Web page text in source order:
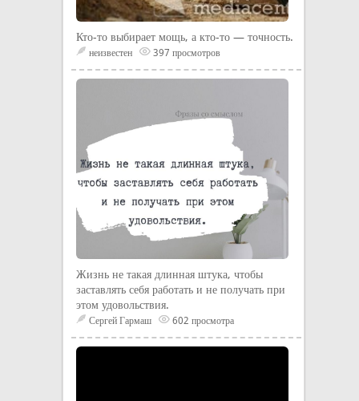
Кто-то выбирает мощь, а кто-то — точность.
неизвестен 397 просмотров
Жизнь не такая длинная штука, чтобы
заставлять себя работать и не получать при
этом удовольствия.
Сергей Гармаш 602 просмотра